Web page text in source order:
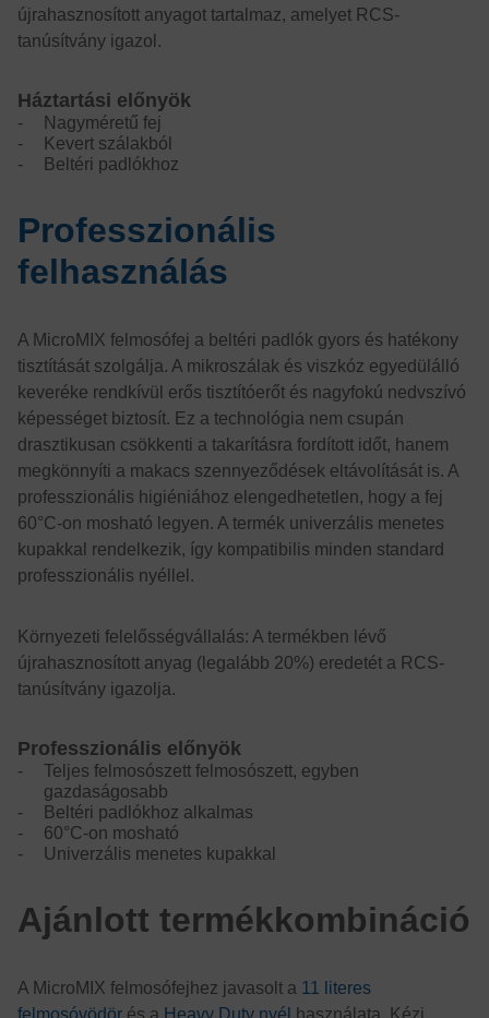
újrahasznosított anyagot tartalmaz, amelyet RCS-
tanúsítvány igazol.
Háztartási előnyök
Nagyméretű fej
Kevert szálakból
Beltéri padlókhoz
Professzionális
felhasználás
A MicroMIX felmosófej a beltéri padlók gyors és hatékony
tisztítását szolgálja. A mikroszálak és viszkóz egyedülálló
keveréke rendkívül erős tisztítóerőt és nagyfokú nedvszívó
képességet biztosít. Ez a technológia nem csupán
drasztikusan csökkenti a takarításra fordított időt, hanem
megkönnyíti a makacs szennyeződések eltávolítását is. A
professzionális higiéniához elengedhetetlen, hogy a fej
60°C-on mosható legyen. A termék univerzális menetes
kupakkal rendelkezik, így kompatibilis minden standard
professzionális nyéllel.
Környezeti felelősségvállalás: A termékben lévő
újrahasznosított anyag (legalább 20%) eredetét a RCS-
tanúsítvány igazolja.
Professzionális előnyök
Teljes felmosószett felmosószett, egyben
gazdaságosabb
Beltéri padlókhoz alkalmas
60°C-on mosható
Univerzális menetes kupakkal
Ajánlott termékkombináció
A MicroMIX felmosófejhez javasolt a 11 literes